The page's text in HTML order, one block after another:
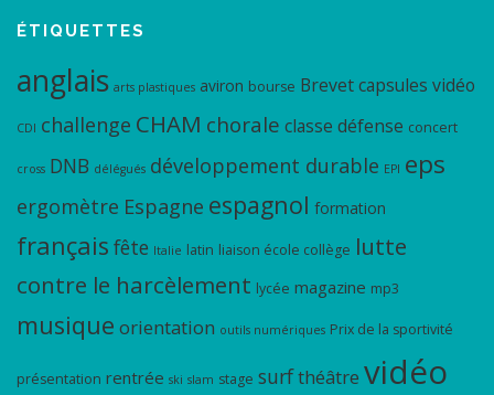
ÉTIQUETTES
anglais arts plastiques aviron bourse Brevetcapsules vidéo
CDI challenge CHAM chorale classe défense concert
cross DNB délégués développement durable EPI eps
ergomètre Espagne espagnol formation
français fête Italie latin liaison école collège lutte
contre le harcèlement lycée magazine mp3
musique orientation outils numériques Prix de la sportivité
présentation rentrée ski slam stage surfthéâtre vidéo